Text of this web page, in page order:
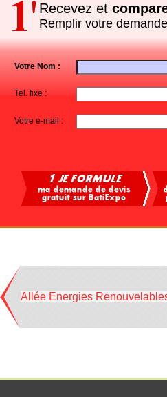
Recevez et
Remplir votre
Votre Nom :
Tel. fixe :
Votre e-mail :
Allée Energies